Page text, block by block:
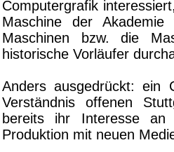
Computergrafik
Maschine der
Maschinen bzw. die
historische Vorläufer
Anders ausgedrückt: ein
Verständnis offenen
bereits ihr Interesse an
Produktion mit neuen